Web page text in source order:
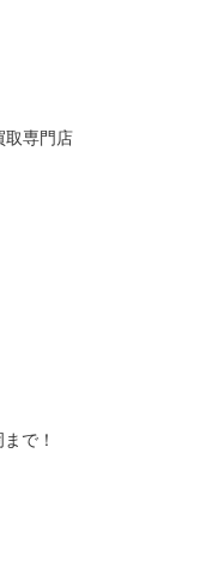
取専門店
で！